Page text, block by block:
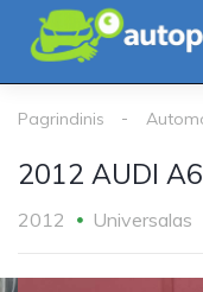
Pagrindinis
2012 AUDI A6
2012 Universalas